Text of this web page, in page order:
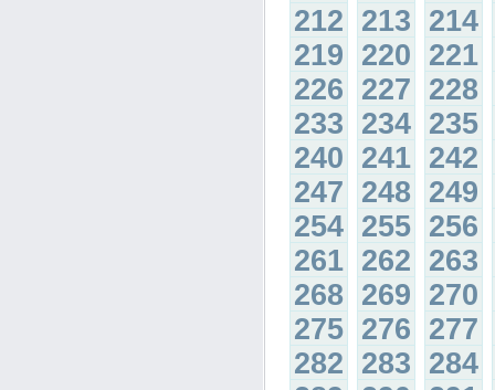
212 213 214
219 220 221
226 227 228
233 234 235
240 241 242
247 248 249
254 255 256
261 262 263
268 269 270
275 276 277
282 283 284